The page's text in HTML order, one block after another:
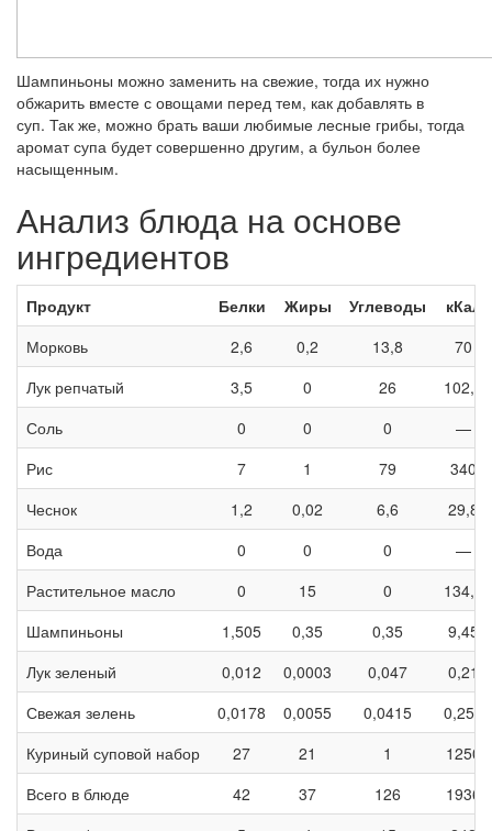
Шампиньоны можно заменить на свежие, тогда их нужно
обжарить вместе с овощами перед тем, как добавлять в
суп. Так же, можно брать ваши любимые лесные грибы, тогда
аромат супа будет совершенно другим, а бульон более
насыщенным.
Анализ блюда на основе
ингредиентов
Продукт Белки Жиры Углеводы
кКал
Морковь
2,6 0,2 13,8
70
Лук репчатый
3,5 0 26
102,5
Соль
0 0 0
—
Рис
7 1 79
340
Чеснок
1,2 0,02 6,6
29,8
Вода
0 0 0
—
Растительное масло
0 15 0
134,7
Шампиньоны
1,505 0,35 0,35
9,45
Лук зеленый
0,012 0,0003 0,047
0,21
Свежая зелень
0,0178 0,0055 0,0415
0,255
Куриный суповой набор
27 21 1
1250
Всего в блюде
42 37 126
1936